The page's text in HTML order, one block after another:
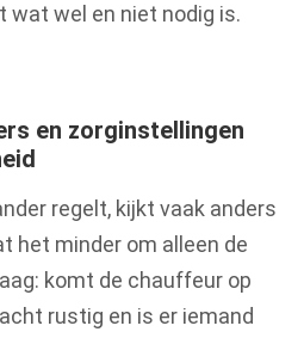
wat wel en niet nodig is.
en zorginstellingen
regelt, kijkt vaak anders
het minder om alleen de
komt de chauffeur op
rustig en is er iemand